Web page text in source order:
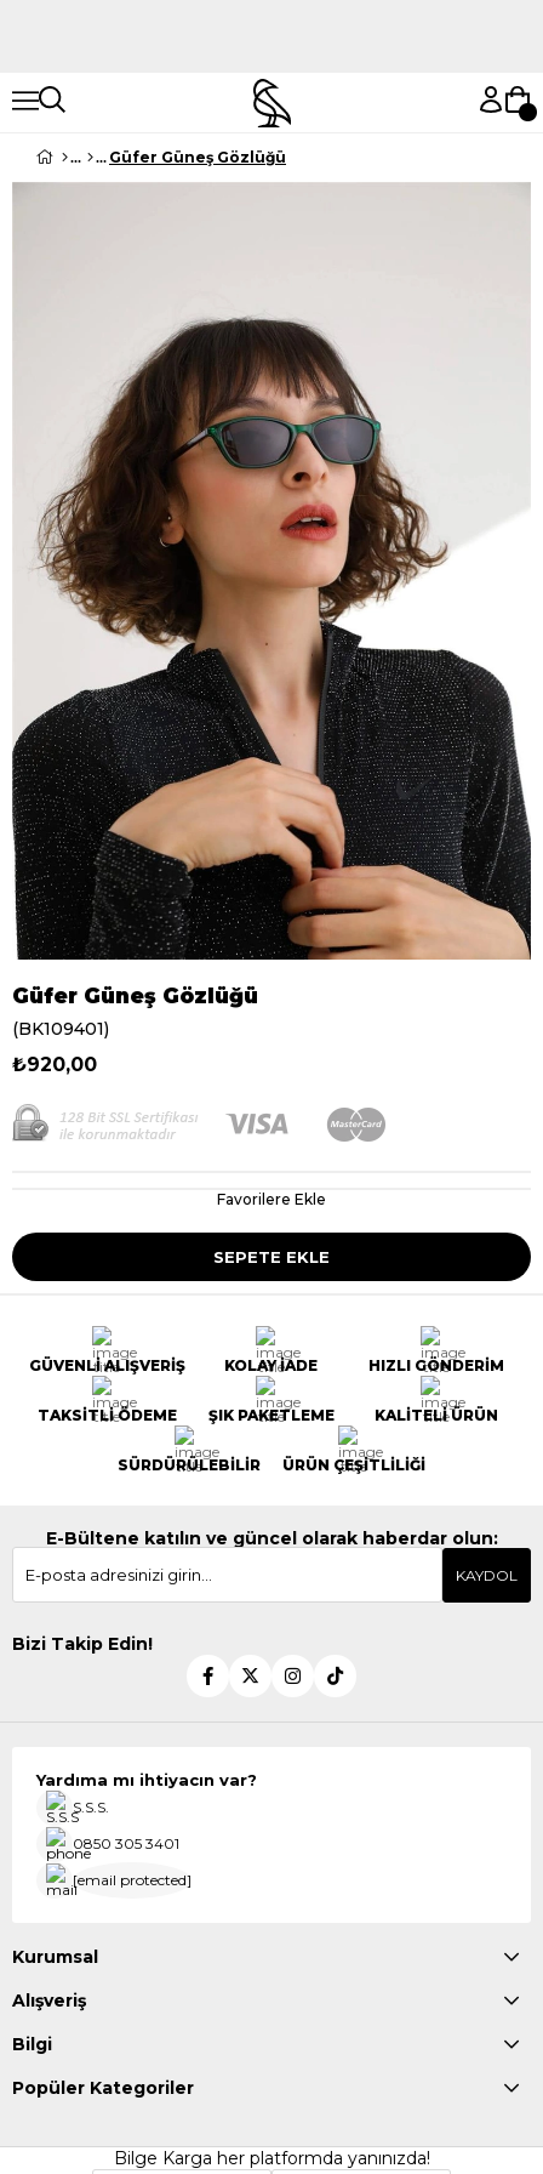
Güfer Güneş Gözlüğü
Güfer Güneş Gözlüğü
(BK109401)
₺920,00
Favorilere Ekle
GÜVENLİ ALIŞVERİŞ KOLAY İADE HIZLI GÖNDERİM
TAKSİTLİ ÖDEME ŞIK PAKETLEME KALİTELİ ÜRÜN
SÜRDÜRÜLEBİLİR ÜRÜN ÇEŞİTLİLİĞİ
E-Bültene katılın ve güncel olarak haberdar olun:
KAYDOL
Bizi Takip Edin!
Yardıma mı ihtiyacın var?
S.S.S.
0850 305 3401
[email protected]
Kurumsal
Alışveriş
Bilgi
Popüler Kategoriler
Bilge Karga her platformda yanınızda!